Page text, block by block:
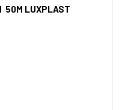
50M LUXPLAST